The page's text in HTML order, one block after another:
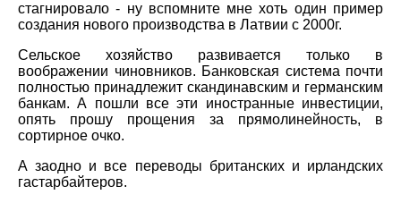
стагнировало - ну вспомните мне хоть один пример
создания нового производства в Латвии с 2000г.
Сельское хозяйство развивается только в
воображении чиновников. Банковская система почти
полностью принадлежит скандинавским и германским
банкам. А пошли все эти иностранные инвестиции,
опять прошу прощения за прямолинейность, в
сортирное очко.
А заодно и все переводы британских и ирландских
гастарбайтеров.